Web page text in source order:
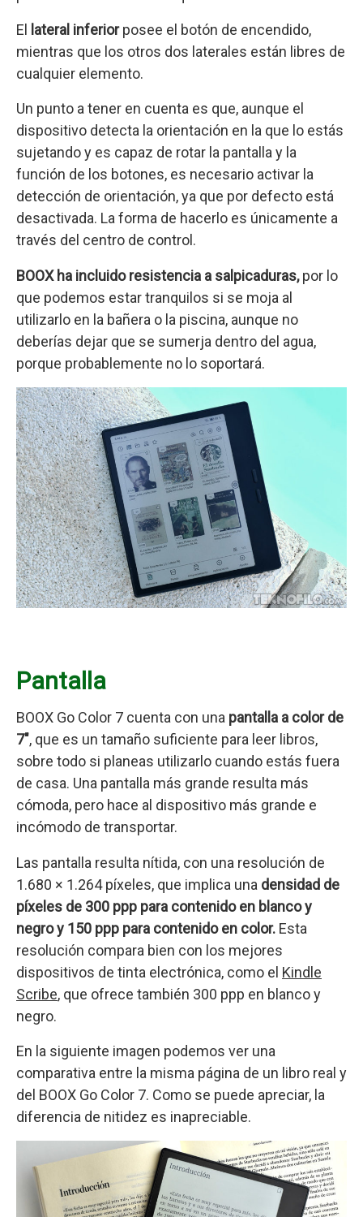
El lateral inferiorposee el botón de encendido,
mientras que los otros dos laterales están libres de
cualquier elemento.
Un punto a tener en cuenta es que, aunque el
dispositivo detecta la orientación en la que lo estás
sujetando y es capaz de rotar la pantalla y la
función de los botones, es necesario activar la
detección de orientación, ya que por defecto está
desactivada. La forma de hacerlo es únicamente a
través del centro de control.
BOOX ha incluido resistencia a salpicaduras,por lo
que podemos estar tranquilos si se moja al
utilizarlo en la bañera o la piscina, aunque no
deberías dejar que se sumerja dentro del agua,
porque probablemente no lo soportará.
Pantalla
BOOX Go Color 7 cuenta con una pantalla a color de
7″, que es un tamaño suficiente para leer libros,
sobre todo si planeas utilizarlo cuando estás fuera
de casa. Una pantalla más grande resulta más
cómoda, pero hace al dispositivo más grande e
incómodo de transportar.
Las pantalla resulta nítida, con una resolución de
1.680 × 1.264 píxeles, que implica una densidad de
píxeles de 300 ppp para contenido en blanco y
negro y 150 ppp para contenido en color. Esta
resolución compara bien con los mejores
dispositivos de tinta electrónica, como el Kindle
Scribe, que ofrece también 300 ppp en blanco y
negro.
En la siguiente imagen podemos ver una
comparativa entre la misma página de un libro real y
del BOOX Go Color 7. Como se puede apreciar, la
diferencia de nitidez es inapreciable.